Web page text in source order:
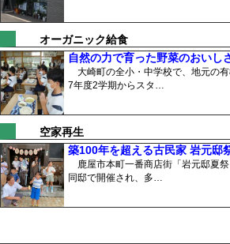
オーガニック給食
自然の力で育った野菜のおいし
大崎町の全小・中学校で、地元の
7年度2学期からスタ…
空家再生
築100年を超える古民家 岩元邸
鹿屋市本町一番商店街「岩元邸夏祭
同邸で開催され、多…